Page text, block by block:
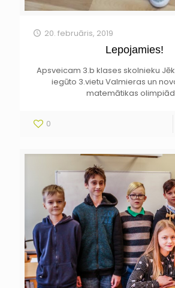
20. februāris, 2019
Lepojamies!
Apsveicam 3.b klases skolnieku
iegūto 3.vietu Valmieras un
matemātikas
0